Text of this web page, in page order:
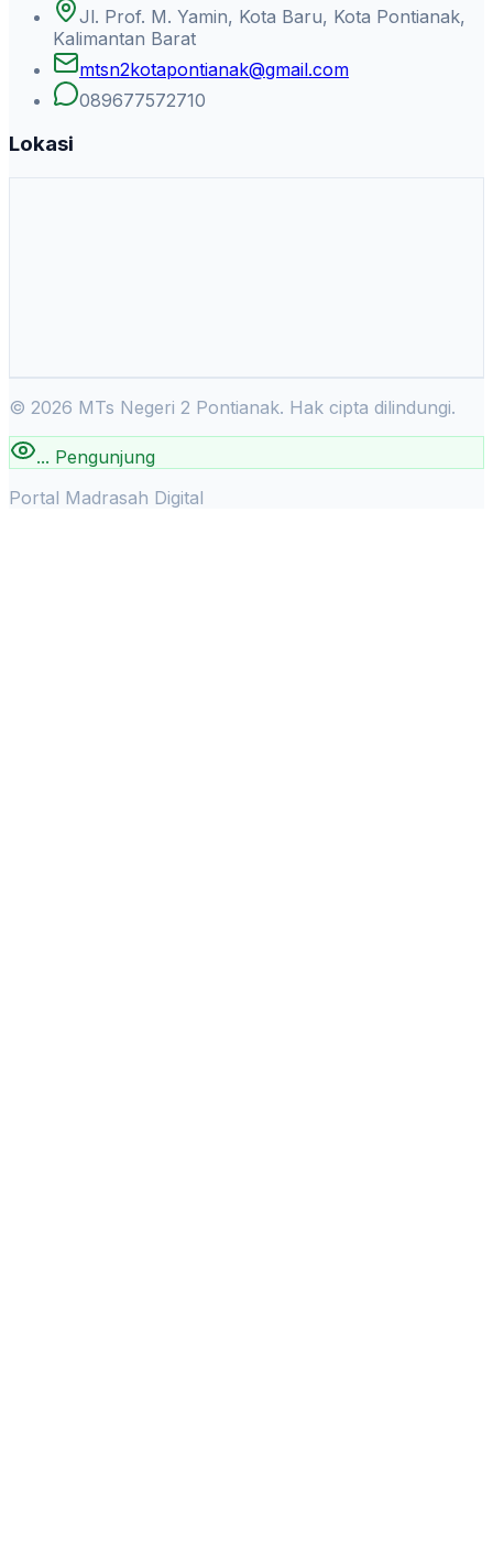
Jl. Prof. M. Yamin, Kota Baru, Kota Pontianak,
Kalimantan Barat
mtsn2kotapontianak@gmail.com
089677572710
Lokasi
© 2026 MTs Negeri 2 Pontianak. Hak cipta dilindungi.
... Pengunjung
Portal Madrasah Digital